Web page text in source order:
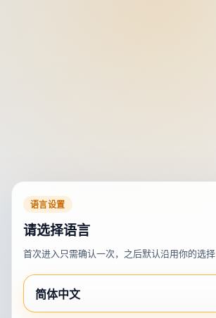
语言设置
请选择语言
首次进入只需确认一次，之后默认沿用你的选择
简体中文